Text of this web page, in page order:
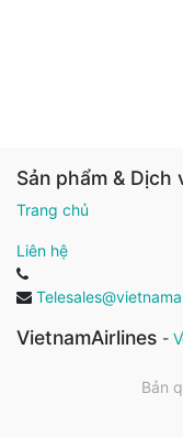
Sản phẩm & Dịch
Trang chủ
Liên hệ
VietnamAirlines -
Bản